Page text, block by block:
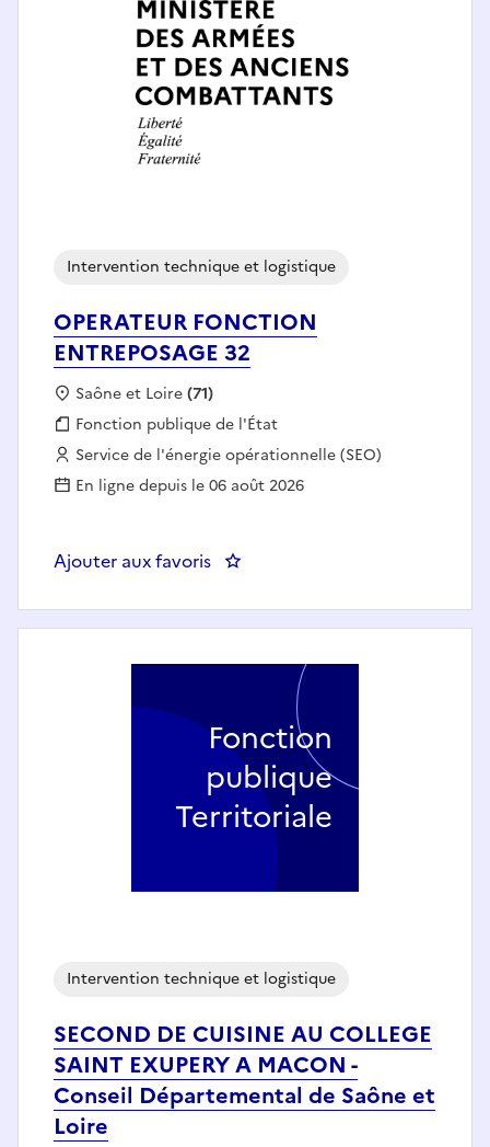
OPERATEUR FONCTION
ENTREPOSAGE 32
Intervention technique et logistique
Localisation :
Saône et Loire(71)
Fonction publique :
Fonction publique de l'État
Employeur :
Service de l'énergie opérationnelle (SEO)
En ligne depuis le 06 août 2026
Ajouter aux favoris : OPERATEUR FONCTION
SECOND DE CUISINE AU COLLEGE
SAINT EXUPERY A MACON -
Conseil Départemental de Saône et
Loire
Intervention technique et logistique
Fonction
publique
Territoriale